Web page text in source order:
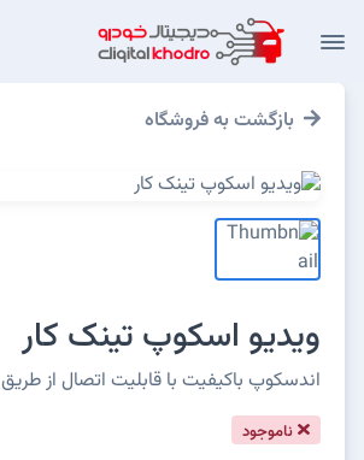
بازگشت به فروشگاه
ویدیو اسکوپ تینک کار
اندسکوپ باکیفیت با قابلیت اتصال از طریق USB
ناموجود